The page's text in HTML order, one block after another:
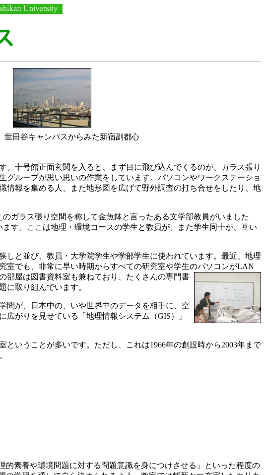
世田谷キャンパスからみた新宿副都心
十号館正面玄関を入ると、まず目に飛び込んでくるのが、ガラス張り
ループが思い思いの作業をしています。パソコンやワークステーショ
報を集める人、また地形図を広げて野外調査の打ち合せをしたり、地
ガラス張り空間を称して金魚鉢と言ったある文学部教員がいました
す。ここは地理・環境コースの学生と教員が、また学生同士が、互い
と並び、教員・大学院学生や学部学生に使われています。最近、地理
室でも、非常に早い時期からすべての研究室や学生のパソコンがLAN
部屋は図書資料室も兼ねており、たくさんの専門書
に取り組んでいます。
が、日本中の、いや世界中のデータを相手に、空
がりを見せている「地理情報システム（GIS）」
いうことが多いです。ただし、これは1966年の創設時から2003年まで
素養や環境問題に対する問題意識を身につけさせる」といった程度の